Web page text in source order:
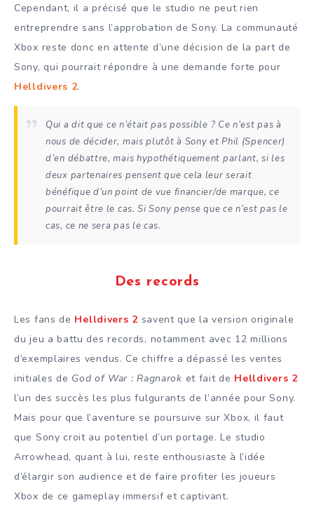
Cependant, il a précisé que le studio ne peut rien
entreprendre sans l’approbation de Sony. La communauté
Xbox reste donc en attente d’une décision de la part de
Sony, qui pourrait répondre à une demande forte pour
Helldivers 2.
Qui a dit que ce n’était pas possible ? Ce n’est pas à
nous de décider, mais plutôt à Sony et Phil (Spencer)
d’en débattre, mais hypothétiquement parlant, si les
deux partenaires pensent que cela leur serait
bénéfique d’un point de vue financier/de marque, ce
pourrait être le cas. Si Sony pense que ce n’est pas le
cas, ce ne sera pas le cas.
Des records
Les fans de Helldivers 2savent que la version originale
du jeu a battu des records, notamment avec 12 millions
d’exemplaires vendus. Ce chiffre a dépassé les ventes
initiales de God of War : Ragnarok et fait de Helldivers 2
l’un des succès les plus fulgurants de l’année pour Sony.
Mais pour que l’aventure se poursuive sur Xbox, il faut
que Sony croit au potentiel d’un portage. Le studio
Arrowhead, quant à lui, reste enthousiaste à l’idée
d’élargir son audience et de faire profiter les joueurs
Xbox de ce gameplay immersif et captivant.